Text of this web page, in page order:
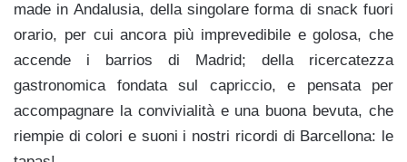
made in Andalusia, della singolare forma di snack fuori
orario, per cui ancora più imprevedibile e golosa, che
accende i barrios di Madrid; della ricercatezza
gastronomica fondata sul capriccio, e pensata per
accompagnare la convivialità e una buona bevuta, che
riempie di colori e suoni i nostri ricordi di Barcellona: le